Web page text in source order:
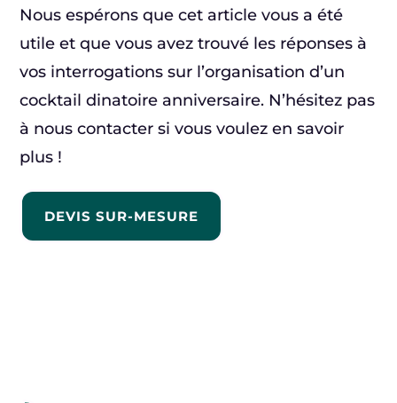
Nous espérons que cet article vous a été
utile et que vous avez trouvé les réponses à
vos interrogations sur l’organisation d’un
cocktail dinatoire anniversaire. N’hésitez pas
à nous contacter si vous voulez en savoir
plus !
DEVIS SUR-MESURE